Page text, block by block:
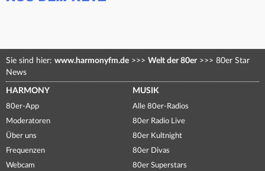
Sie sind hier: www.harmonyfm.de >>> Welt der 80er >>> 80er Star
News
HARMONY
80er-App
Moderatoren
Über uns
Frequenzen
Webcam
MUSIK
Alle 80er-Radios
80er Radio Live
80er Kultnight
80er Divas
80er Superstars